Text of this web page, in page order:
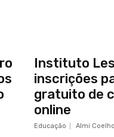
Instituto
inscrições
gratuito de
online
Educação Almi Coelho